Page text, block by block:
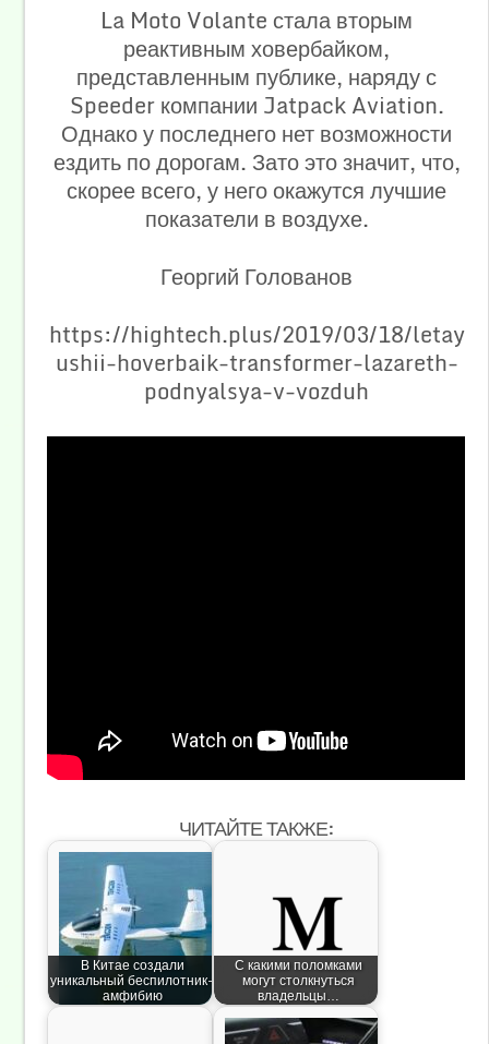
La Moto Volante стала вторым
реактивным ховербайком,
представленным публике, наряду с
Speeder компании Jatpack Aviation.
Однако у последнего нет возможности
ездить по дорогам. Зато это значит, что,
скорее всего, у него окажутся лучшие
показатели в воздухе.
Георгий Голованов
https://hightech.plus/2019/03/18/letay
ushii-hoverbaik-transformer-lazareth-
podnyalsya-v-vozduh
ЧИТАЙТЕ ТАКЖЕ:
В Китае создали
уникальный беспилотник-
амфибию
С какими поломками
могут столкнуться
владельцы…